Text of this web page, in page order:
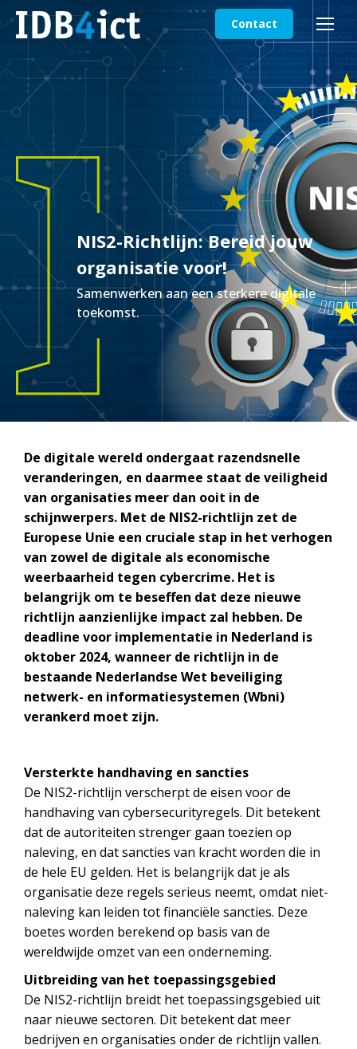
Contact
NIS2-Richtlijn: Bereid jouw
organisatie voor!
Samenwerken aan een sterkere digitale
toekomst.
De digitale wereld ondergaat razendsnelle
veranderingen, en daarmee staat de veiligheid
van organisaties meer dan ooit in de
schijnwerpers. Met de NIS2-richtlijn zet de
Europese Unie een cruciale stap in het verhogen
van zowel de digitale als economische
weerbaarheid tegen cybercrime. Het is
belangrijk om te beseffen dat deze nieuwe
richtlijn aanzienlijke impact zal hebben. De
deadline voor implementatie in Nederland is
oktober 2024, wanneer de richtlijn in de
bestaande Nederlandse Wet beveiliging
netwerk- en informatiesystemen (Wbni)
verankerd moet zijn.
Versterkte handhaving en sancties
De NIS2-richtlijn verscherpt de eisen voor de
handhaving van cybersecurityregels. Dit betekent
dat de autoriteiten strenger gaan toezien op
naleving, en dat sancties van kracht worden die in
de hele EU gelden. Het is belangrijk dat je als
organisatie deze regels serieus neemt, omdat niet-
naleving kan leiden tot financiële sancties. Deze
boetes worden berekend op basis van de
wereldwijde omzet van een onderneming.
Uitbreiding van het toepassingsgebied
De NIS2-richtlijn breidt het toepassingsgebied uit
naar nieuwe sectoren. Dit betekent dat meer
bedrijven en organisaties onder de richtlijn vallen.